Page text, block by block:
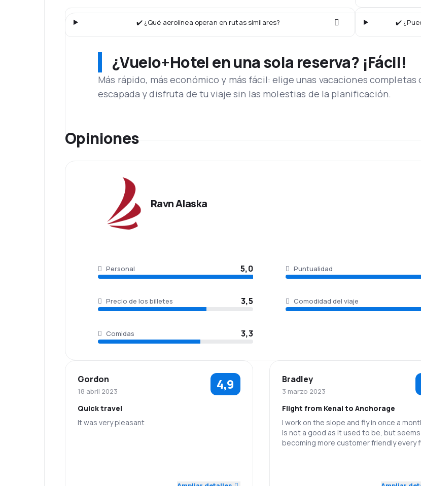
✔️ ¿Qué aerolínea operan en rutas similares? ✔️
¿Vuelo+Hotel en una sola reserva? ¡Fácil!
Más rápido, más económico y más fácil: elige unas vacaciones completas
escapada y disfruta de tu viaje sin las molestias de la planificación.
Opiniones
Ravn Alaska
Personal 5,0 Puntualidad
Precio de los billetes 3,5 Comodidad del viaje
Comidas 3,3
Gordon
18 abril 2023 4,9
Quick travel
It was very pleasant
Bradley
3 marzo 2023
Flight from Kenai to Anchorage
I work on the slope and fly in once a month.
is not a good as it used to be, but
becoming more customer friendly every